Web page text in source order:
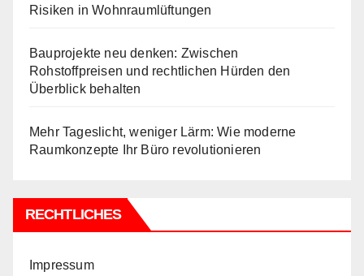
Risiken in Wohnraumlüftungen
Bauprojekte neu denken: Zwischen
Rohstoffpreisen und rechtlichen Hürden den
Überblick behalten
Mehr Tageslicht, weniger Lärm: Wie moderne
Raumkonzepte Ihr Büro revolutionieren
RECHTLICHES
Impressum